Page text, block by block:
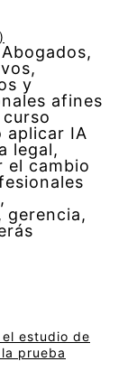
y
afines
aplicar IA
legal,
el cambio
estudio de
prueba